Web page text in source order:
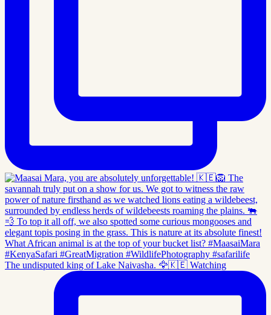
The undisputed king of Lake Naivasha. 🦅🇰🇪 Watching